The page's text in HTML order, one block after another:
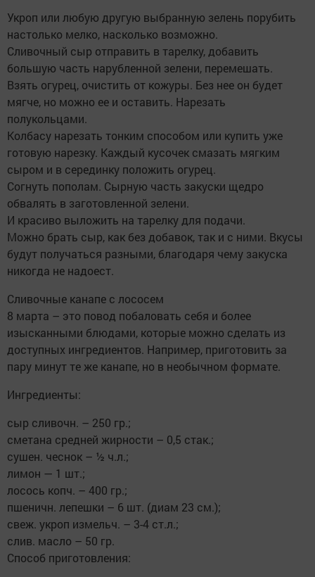
Укроп или любую другую выбранную зелень порубить
настолько мелко, насколько возможно.
Сливочный сыр отправить в тарелку, добавить
большую часть нарубленной зелени, перемешать.
Взять огурец, очистить от кожуры. Без нее он будет
мягче, но можно ее и оставить. Нарезать
полукольцами.
Колбасу нарезать тонким способом или купить уже
готовую нарезку. Каждый кусочек смазать мягким
сыром и в серединку положить огурец.
Согнуть пополам. Сырную часть закуски щедро
обвалять в заготовленной зелени.
И красиво выложить на тарелку для подачи.
Можно брать сыр, как без добавок, так и с ними. Вкусы
будут получаться разными, благодаря чему закуска
никогда не надоест.
Сливочные канапе с лососем
8 марта – это повод побаловать себя и более
изысканными блюдами, которые можно сделать из
доступных ингредиентов. Например, приготовить за
пару минут те же канапе, но в необычном формате.
Ингредиенты:
сыр сливочн. – 250 гр.;
сметана средней жирности – 0,5 стак.;
сушен. чеснок – ½ ч.л.;
лимон — 1 шт.;
лосось копч. – 400 гр.;
пшеничн. лепешки – 6 шт. (диам 23 см.);
свеж. укроп измельч. – 3-4 ст.л.;
слив. масло – 50 гр.
Способ приготовления: